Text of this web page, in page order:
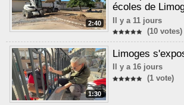
2:40
écoles de
Il y a 11 jours
(10 votes)
1:30
Limoges
Il y a 16 jours
(1 vote)